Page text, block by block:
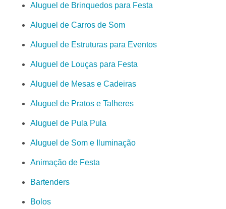
Aluguel de Brinquedos para Festa
Aluguel de Carros de Som
Aluguel de Estruturas para Eventos
Aluguel de Louças para Festa
Aluguel de Mesas e Cadeiras
Aluguel de Pratos e Talheres
Aluguel de Pula Pula
Aluguel de Som e Iluminação
Animação de Festa
Bartenders
Bolos